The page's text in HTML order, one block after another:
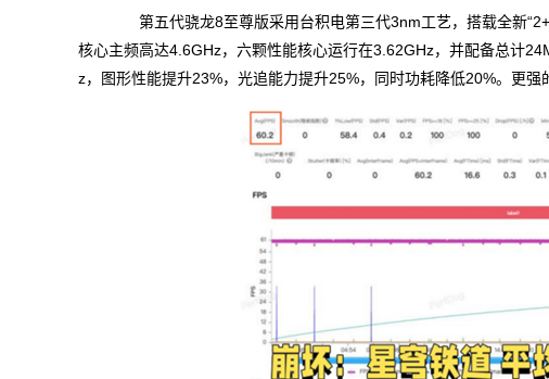
第五代骁龙8至尊版采用台积电第三代3nm工艺，搭载全新
核心主频高达4.6GHz，六颗性能核心运行在3.62GHz，并配备总计
z，图形性能提升23%，光追能力提升25%，同时功耗降低20%。更强